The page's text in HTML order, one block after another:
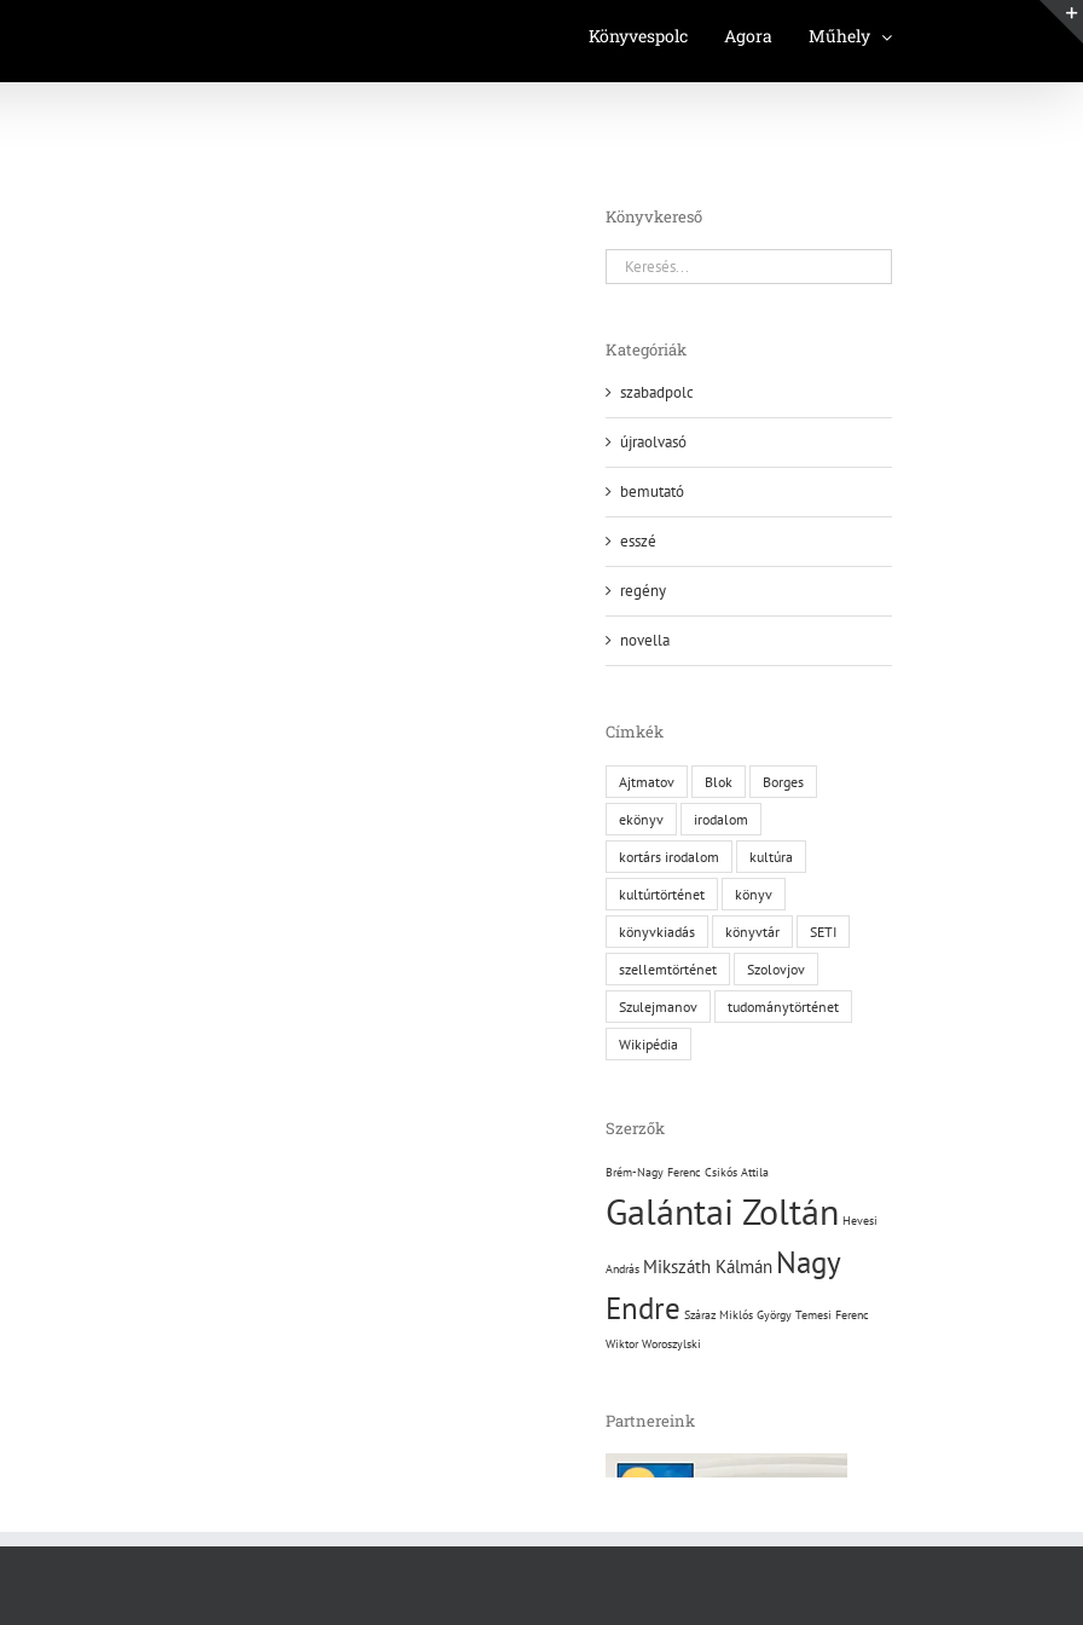
Könyvespolc Agora Műhely
Könyvkereső
Kategóriák
szabadpolc
újraolvasó
bemutató
esszé
regény
novella
Címkék
Ajtmatov Blok Borges
ekönyv irodalom
kortárs irodalom kultúra
kultúrtörténet könyv
könyvkiadás könyvtár SETI
szellemtörténet Szolovjov
Szulejmanov tudománytörténet
Wikipédia
Szerzők
Brém-Nagy Ferenc Csikós Attila
Galántai Zoltán Hevesi
András Mikszáth Kálmán Nagy
Endre Száraz Miklós György Temesi Ferenc
Wiktor Woroszylski
Partnereink